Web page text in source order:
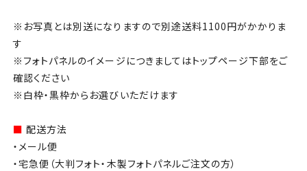
※お写真とは別送になりますので別途送料1100円がかかりま
す
※フォトパネルのイメージにつきましてはトップページ下部をご
確認ください
※白枠・黒枠からお選びいただけます
■ 配送方法
・メール便
・宅急便（大判フォト・木製フォトパネルご注文の方）